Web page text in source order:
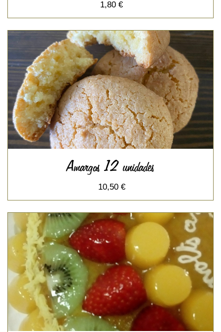
1,80 €
Amargos 12 unidades
10,50 €